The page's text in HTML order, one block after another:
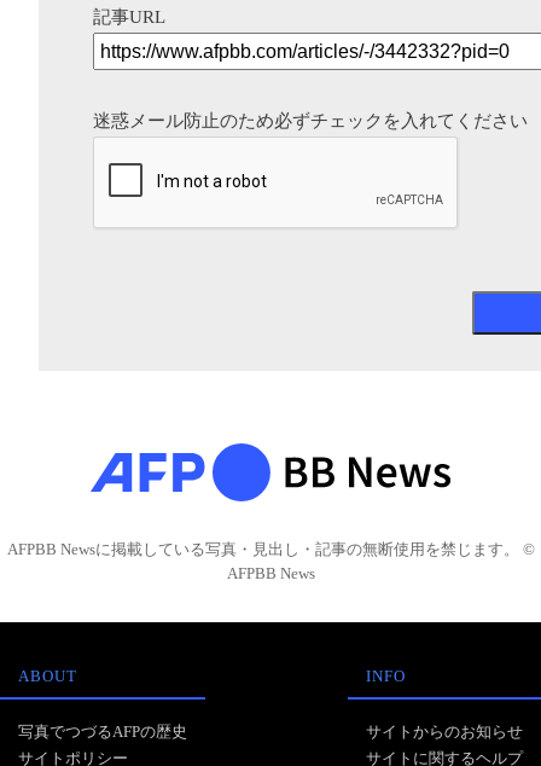
記事URL
迷惑メール防止のため必ずチェックを入れてください
AFPBB Newsに掲載している写真・見出し・記事の無断使用を禁じます。 ©
AFPBB News
ABOUT
写真でつづるAFPの歴史
サイトポリシー
INFO
サイトからのお知らせ
サイトに関するヘルプ